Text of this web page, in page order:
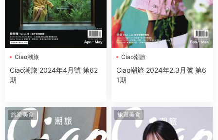
Ciao潮旅
Ciao潮旅 2024年4月號 第62
期
Ciao潮旅
Ciao潮旅 2024年2.3月號 第6
1期
旅遊美食 旅遊美食